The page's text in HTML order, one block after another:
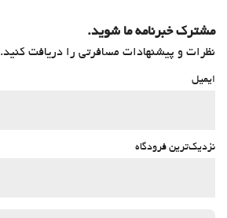
مشترک خبرنامه ما شوید.
نظرات و پیشنهادات مسافرتی را دریافت کنید.
ایمیل
نزدیک‌ترین فرودگاه